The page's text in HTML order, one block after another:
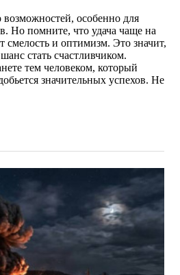
особенно для
Но помните, что удача чаще на
смелость и оптимизм. Это значит,
стать счастливчиком.
тем человеком, который
значительных успехов. Не